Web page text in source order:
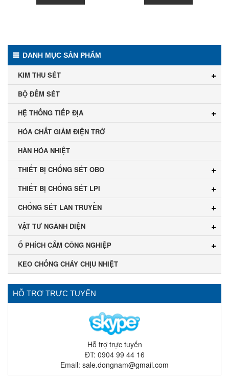
DANH MỤC SẢN PHẨM
KIM THU SÉT
BỘ ĐẾM SÉT
HỆ THỐNG TIẾP ĐỊA
HÓA CHẤT GIẢM ĐIỆN TRỞ
HÀN HÓA NHIỆT
THIẾT BỊ CHỐNG SÉT OBO
THIẾT BỊ CHỐNG SÉT LPI
CHỐNG SÉT LAN TRUYỀN
VẬT TƯ NGÀNH ĐIỆN
Ổ PHÍCH CẮM CÔNG NGHIỆP
KEO CHỐNG CHÁY CHỊU NHIỆT
HỖ TRỢ TRỰC TUYẾN
Hỗ trợ trực tuyến
ĐT: 0904 99 44 16
Email: sale.dongnam@gmail.com